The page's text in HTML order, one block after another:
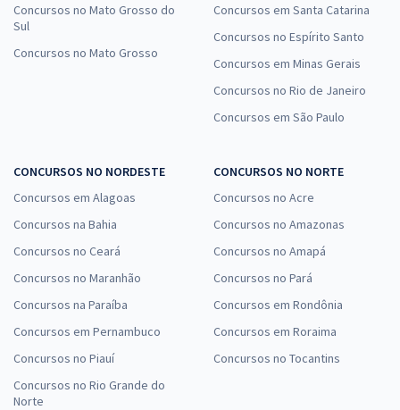
Concursos no Mato Grosso do
Sul
Concursos no Mato Grosso
Concursos em Santa Catarina
Concursos no Espírito Santo
Concursos em Minas Gerais
Concursos no Rio de Janeiro
Concursos em São Paulo
CONCURSOS NO NORDESTE
Concursos em Alagoas
Concursos na Bahia
Concursos no Ceará
Concursos no Maranhão
Concursos na Paraíba
Concursos em Pernambuco
Concursos no Piauí
Concursos no Rio Grande do
Norte
CONCURSOS NO NORTE
Concursos no Acre
Concursos no Amazonas
Concursos no Amapá
Concursos no Pará
Concursos em Rondônia
Concursos em Roraima
Concursos no Tocantins